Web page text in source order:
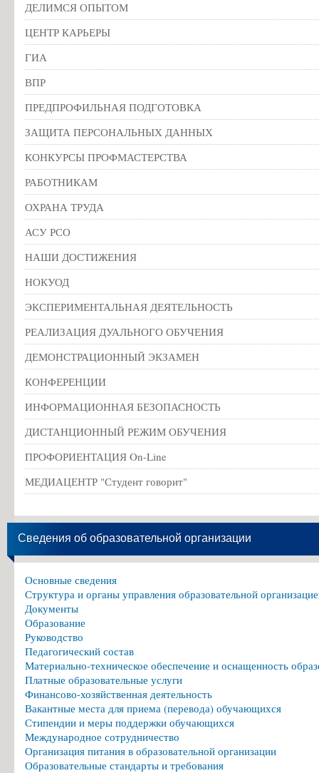
ДЕЛИМСЯ ОПЫТОМ
ЦЕНТР КАРЬЕРЫ
ГИА
ВПР
ПРЕДПРОФИЛЬНАЯ ПОДГОТОВКА
ЗАЩИТА ПЕРСОНАЛЬНЫХ ДАННЫХ
КОНКУРСЫ ПРОФМАСТЕРСТВА
РАБОТНИКАМ
ОХРАНА ТРУДА
АСУ РСО
НАШИ ДОСТИЖЕНИЯ
НОКУОД
ЭКСПЕРИМЕНТАЛЬНАЯ ДЕЯТЕЛЬНОСТЬ
РЕАЛИЗАЦИЯ ДУАЛЬНОГО ОБУЧЕНИЯ
ДЕМОНСТРАЦИОННЫЙ ЭКЗАМЕН
КОНФЕРЕНЦИИ
ИНФОРМАЦИОННАЯ БЕЗОПАСНОСТЬ
ДИСТАНЦИОННЫЙ РЕЖИМ ОБУЧЕНИЯ
ПРОФОРИЕНТАЦИЯ On-Line
МЕДИАЦЕНТР "Студент говорит"
Сведения об образовательной организации
Основные сведения
Структура и органы управления образовательной
Документы
Образование
Руководство
Педагогический состав
Материально-техническое обеспечение и оснащенность
Платные образовательные услуги
Финансово-хозяйственная деятельность
Вакантные места для приема (перевода) обучающихся
Стипендии и меры поддержки обучающихся
Международное сотрудничество
Организация питания в образовательной организации
Образовательные стандарты и требования